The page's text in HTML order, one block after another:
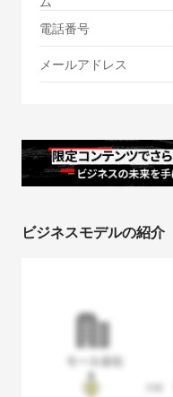
電話番号
メールアドレス
ビジネスモデルの紹介